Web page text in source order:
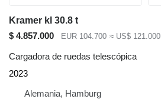
Kramer kl 30.8 t
$ 4.857.000
EUR 104.700 ≈ US$ 121.000
Cargadora de ruedas telescópica
2023
Alemania, Hamburg